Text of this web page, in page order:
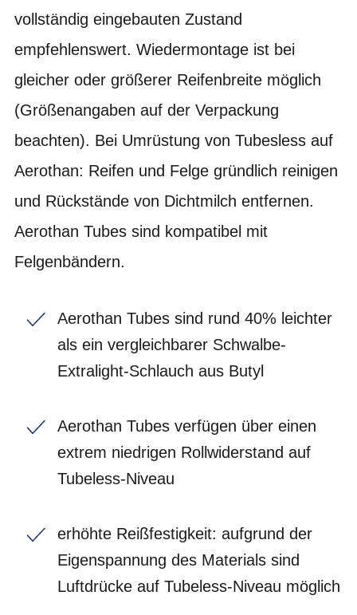
vollständig eingebauten Zustand
empfehlenswert. Wiedermontage ist bei
gleicher oder größerer Reifenbreite möglich
(Größenangaben auf der Verpackung
beachten). Bei Umrüstung von Tubesless auf
Aerothan: Reifen und Felge gründlich reinigen
und Rückstände von Dichtmilch entfernen.
Aerothan Tubes sind kompatibel mit
Felgenbändern.
Aerothan Tubes sind rund 40% leichter
als ein vergleichbarer Schwalbe-
Extralight-Schlauch aus Butyl
Aerothan Tubes verfügen über einen
extrem niedrigen Rollwiderstand auf
Tubeless-Niveau
erhöhte Reißfestigkeit: aufgrund der
Eigenspannung des Materials sind
Luftdrücke auf Tubeless-Niveau möglich